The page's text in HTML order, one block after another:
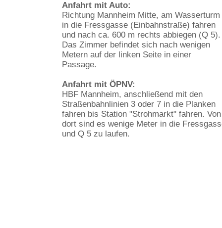
Anfahrt mit Auto:
Richtung Mannheim Mitte, am Wasserturm
in die Fressgasse (Einbahnstraße) fahren
und nach ca. 600 m rechts abbiegen (Q 5).
Das Zimmer befindet sich nach wenigen
Metern auf der linken Seite in einer
Passage.
Anfahrt mit ÖPNV:
HBF Mannheim, anschließend mit den
Straßenbahnlinien 3 oder 7 in die Planken
fahren bis Station "Strohmarkt" fahren. Von
dort sind es wenige Meter in die
und Q 5 zu laufen.